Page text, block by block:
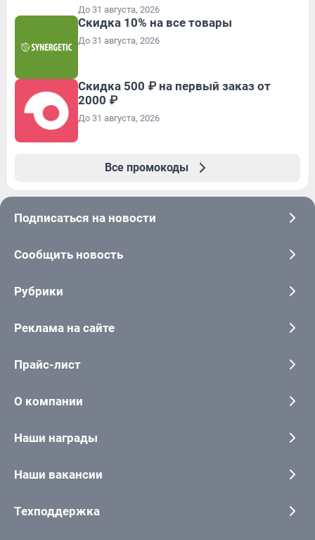
До 31 августа, 2026
Скидка 10% на все товары
До 31 августа, 2026
Скидка 500 ₽ на первый заказ от
2000 ₽
До 31 августа, 2026
Все промокоды
Подписаться на новости
Сообщить новость
Рубрики
Реклама на сайте
Прайс-лист
О компании
Наши награды
Наши вакансии
Техподдержка